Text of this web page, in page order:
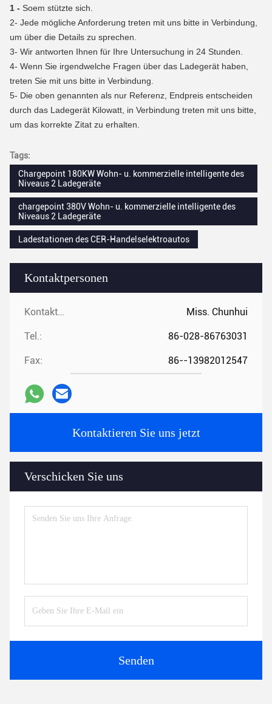
Kontaktpersonen
Kontaktpersonen: Miss. Chunhui
Tel.: 86-028-86763031
Fax: 86--13982012547
Kontaktieren Sie uns jetzt
Verschicken Sie uns
Senden
1 - Soem stützte sich.
2- Jede mögliche Anforderung treten mit uns bitte in Verbindung,
um über die Details zu sprechen.
3- Wir antworten Ihnen für Ihre Untersuchung in 24 Stunden.
4- Wenn Sie irgendwelche Fragen über das Ladegerät haben,
treten Sie mit uns bitte in Verbindung.
5- Die oben genannten als nur Referenz, Endpreis entscheiden
durch das Ladegerät Kilowatt, in Verbindung treten mit uns bitte,
um das korrekte Zitat zu erhalten.
Tags:
Chargepoint 180KW Wohn- u. kommerzielle intelligente des
Niveaus 2 Ladegeräte
chargepoint 380V Wohn- u. kommerzielle intelligente des
Niveaus 2 Ladegeräte
Ladestationen des CER-Handelselektroautos